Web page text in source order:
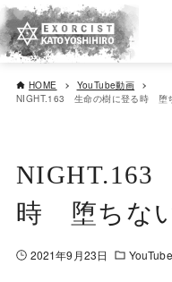
HOME
YouTube動画
NIGHT.163 生命の樹に登る時 堕
NIGHT.163
時 堕ちな
2021年9月23日